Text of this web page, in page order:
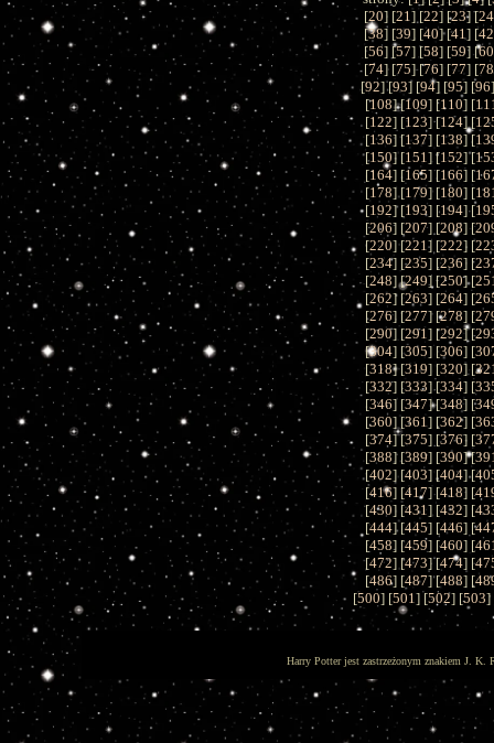
[20] [21] [22] [23] [24
[38] [39] [40] [41] [42
[56] [57] [58] [59] [60
[74] [75] [76] [77] [78
[92] [93] [94] [95] [96
[108] [109] [110] [
[122] [123] [124] [
[136] [137] [138] [
[150] [151] [152] [
[164] [165] [166] [
[178] [179] [180] [
[192] [193] [194] [
[206] [207] [208] [
[220] [221] [222] [
[234] [235] [236] [
[248] [249] [250] [
[262] [263] [264] [
[276] [277] [278] [
[290] [291] [292] [
[304] [305] [306] [
[318] [319] [320] [
[332] [333] [334] [
[346] [347] [348] [
[360] [361] [362] [
[374] [375] [376] [
[388] [389] [390] [
[402] [403] [404] [
[416] [417] [418] [
[430] [431] [432] [
[444] [445] [446] [
[458] [459] [460] [
[472] [473] [474] [
[486] [487] [488] [
[500] [501] [502] [503]
Harry Potter jest zastrzeżonym znakiem J. K.